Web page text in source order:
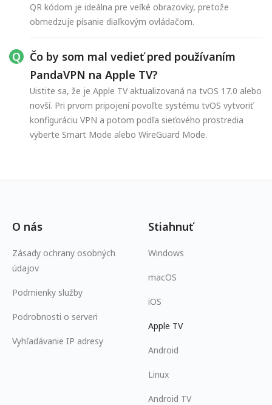
QR kódom je ideálna pre veľké obrazovky, pretože
obmedzuje písanie diaľkovým ovládačom.
Čo by som mal vedieť pred používaním
PandaVPN na Apple TV?
Uistite sa, že je Apple TV aktualizovaná na tvOS 17.0 alebo
novší. Pri prvom pripojení povoľte systému tvOS vytvoriť
konfiguráciu VPN a potom podľa sieťového prostredia
vyberte Smart Mode alebo WireGuard Mode.
O nás
Zásady ochrany osobných
údajov
Podmienky služby
Podrobnosti o serveri
Vyhľadávanie IP adresy
Stiahnuť
Windows
macOS
iOS
Apple TV
Android
Linux
Android TV